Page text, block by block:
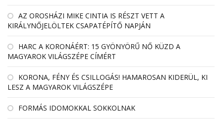
AZ OROSHÁZI MIKE CINTIA IS RÉSZT VETT A
KIRÁLYNŐJELÖLTEK CSAPATÉPÍTŐ NAPJÁN
HARC A KORONÁÉRT: 15 GYÖNYÖRŰ NŐ KÜZD A
MAGYAROK VILÁGSZÉPE CÍMÉRT
KORONA, FÉNY ÉS CSILLOGÁS! HAMAROSAN KIDERÜL, KI
LESZ A MAGYAROK VILÁGSZÉPE
FORMÁS IDOMOKKAL SOKKOLNAK